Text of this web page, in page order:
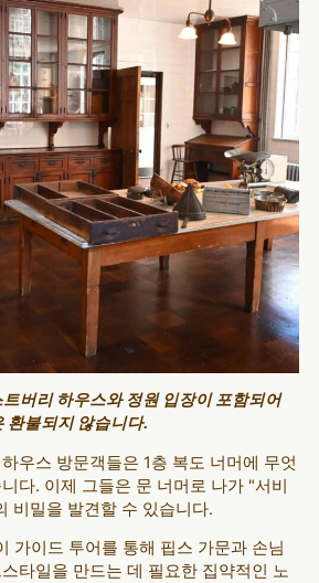
버리 하우스와 정원 입장이 포함되어
환불되지 않습니다.
우스 방문객들은 1층 복도 너머에 무엇
다. 이제 그들은 문 너머로 나가 "서비
비밀을 발견할 수 있습니다.
가이드 투어를 통해 핍스 가문과 손님
타일을 만드는 데 필요한 집약적인 노